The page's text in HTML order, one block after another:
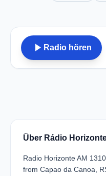
play_arrow Radio hören
Über Rádio
Radio Horizonte AM
from Capao da Canoa,